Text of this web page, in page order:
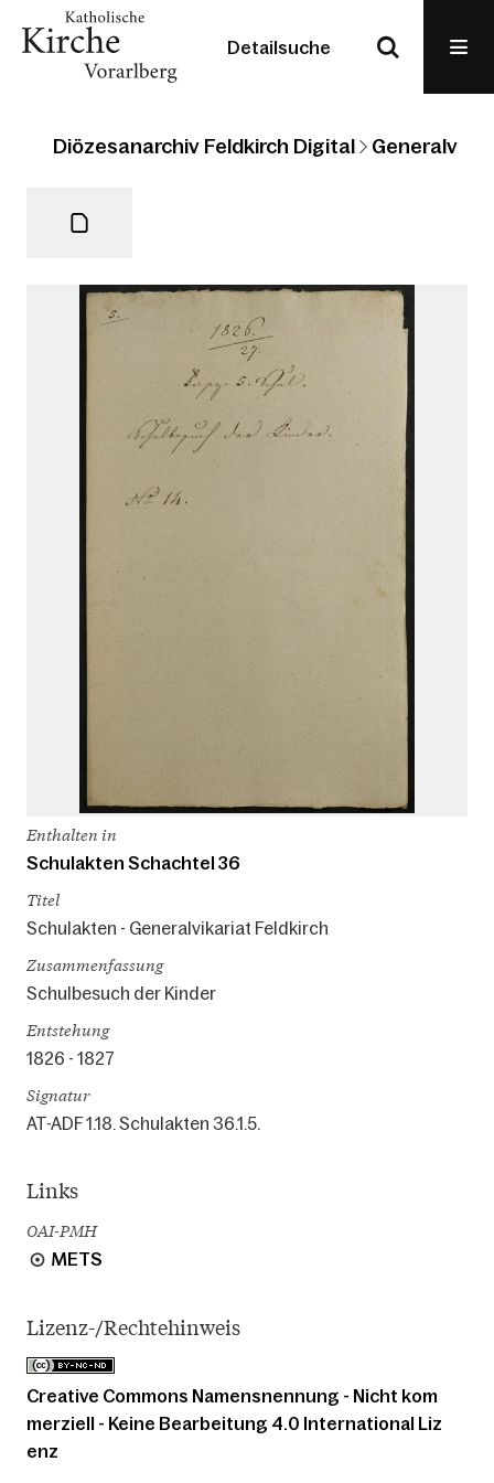
Detailsuche
Diözesanarchiv Feldkirch Digital
Enthalten in
Schulakten Schachtel 36
Titel
Schulakten - Generalvikariat Feldkirch
Zusammenfassung
Schulbesuch der Kinder
Entstehung
1826 - 1827
Signatur
AT-ADF 1.18. Schulakten 36.1.5.
Links
OAI-PMH
METS
Lizenz-/Rechtehinweis
Creative Commons Namensnennung - Nicht kom
merziell - Keine Bearbeitung 4.0 International Liz
enz